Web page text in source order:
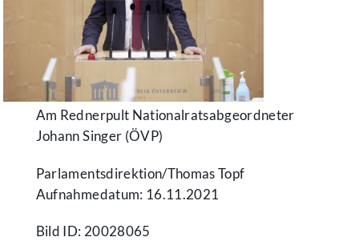
Am Rednerpult Nationalratsabgeordneter
Johann Singer (ÖVP)
Parlamentsdirektion/​Thomas Topf
Aufnahmedatum: 16.11.2021
Bild ID: 20028065